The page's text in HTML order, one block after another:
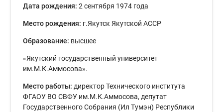
Дата рождения:2 сентября 1974 года
Место рождения: г.Якутск Якутской АССР
Образование: высшее
«Якутский государственный университет
им.М.К.Аммосова».
Место работы: директор Технического института
ФГАОУ ВО СВФУ им.М.К.Аммосова, депутат
Государственного Собрания (Ил Тумэн) Республики